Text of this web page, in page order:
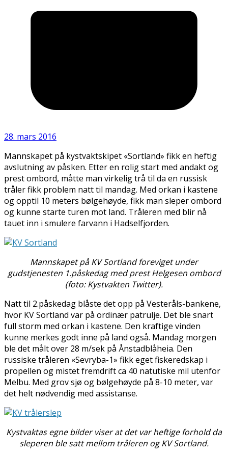
28. mars 2016
Mannskapet på kystvaktskipet «Sortland» fikk en heftig
avslutning av påsken. Etter en rolig start med andakt og
prest ombord, måtte man virkelig trå til da en russisk
tråler fikk problem natt til mandag. Med orkan i kastene
og opptil 10 meters bølgehøyde, fikk man sleper ombord
og kunne starte turen mot land. Tråleren med blir nå
tauet inn i smulere farvann i Hadselfjorden.
Mannskapet på KV Sortland foreviget under
gudstjenesten 1.påskedag med prest Helgesen ombord
(foto: Kystvakten Twitter).
Natt til 2.påskedag blåste det opp på Vesteråls-bankene,
hvor KV Sortland var på ordinær patrulje. Det ble snart
full storm med orkan i kastene. Den kraftige vinden
kunne merkes godt inne på land også. Mandag morgen
ble det målt over 28 m/sek på Ånstadblåheia. Den
russiske tråleren «Sevryba-1» fikk eget fiskeredskap i
propellen og mistet fremdrift ca 40 natutiske mil utenfor
Melbu. Med grov sjø og bølgehøyde på 8-10 meter, var
det helt nødvendig med assistanse.
Kystvaktas egne bilder viser at det var heftige forhold da
sleperen ble satt mellom tråleren og KV Sortland.